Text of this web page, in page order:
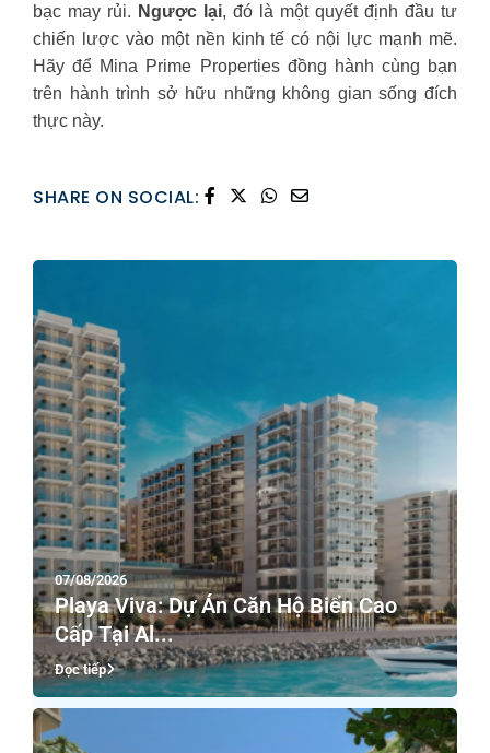
bạc may rủi. Ngược lại, đó là một quyết định đầu tư
chiến lược vào một nền kinh tế có nội lực mạnh mẽ.
Hãy để Mina Prime Properties đồng hành cùng bạn
trên hành trình sở hữu những không gian sống đích
thực này.
SHARE ON SOCIAL:
07/08/2026
Playa Viva: Dự Án Căn Hộ Biển Cao
Cấp Tại Al...
Đọc tiếp